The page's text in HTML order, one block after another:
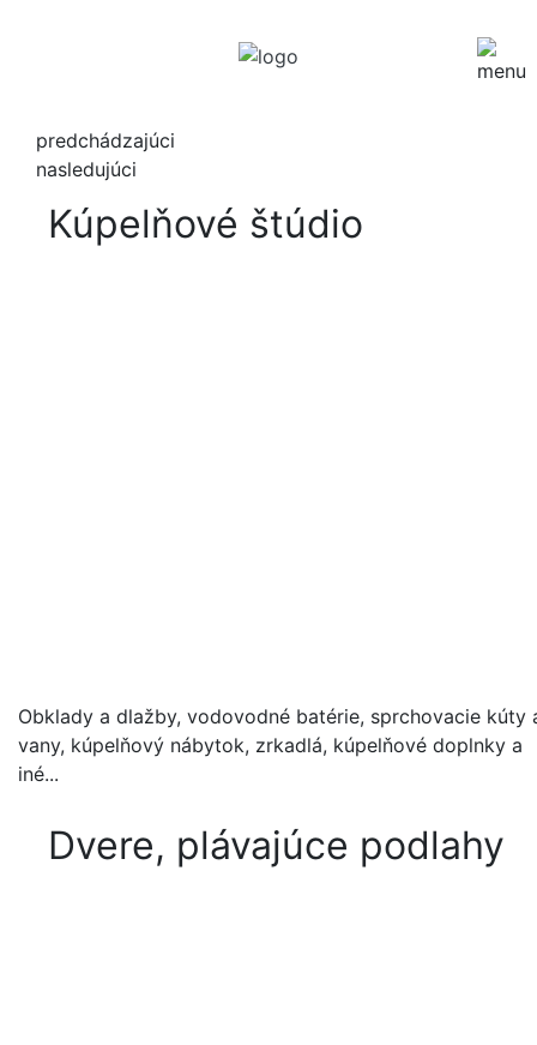
predchádzajúci
nasledujúci
Kúpelňové štúdio
Obklady a dlažby, vodovodné batérie, sprchovacie kúty
vany, kúpelňový nábytok, zrkadlá, kúpelňové doplnky a
iné...
Dvere, plávajúce podlahy